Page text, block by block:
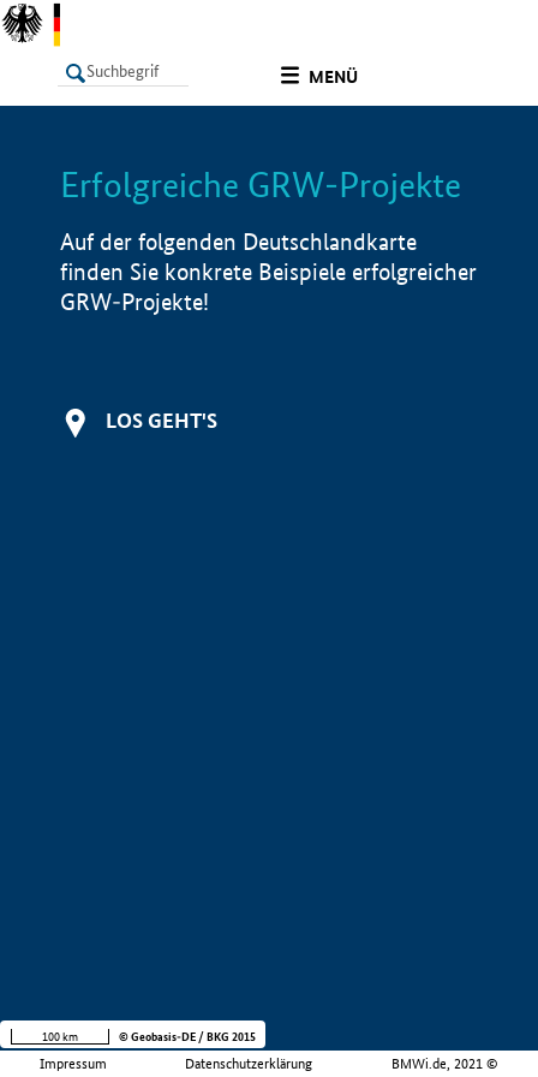
MENÜ
LISTE Info
Erfolgreiche GRW-Projekte
Auf der folgenden Deutschlandkarte
finden Sie konkrete Beispiele erfolgreicher
GRW-Projekte!
LOS GEHT'S
Impressum Datenschutzerklärung BMWi.de, 2021 ©
100 km © Geobasis-DE / BKG 2015